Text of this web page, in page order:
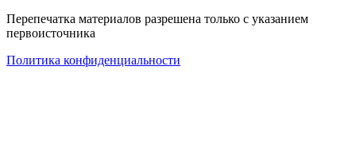
Перепечатка материалов разрешена только с указанием
первоисточника
Политика конфиденциальности